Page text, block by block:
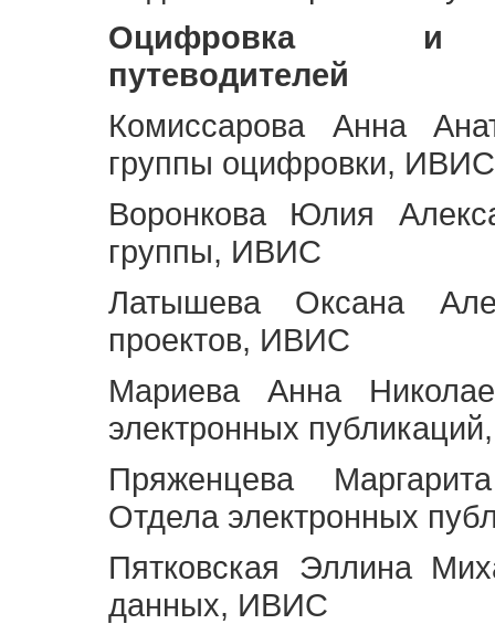
Оцифровка и
путеводителей
Комиссарова Анна
группы оцифровки, ИВИС
Воронкова Юлия
группы, ИВИС
Латышева Оксана
проектов, ИВИС
Мариева Анна
электронных
Пряженцева
Отдела электронных
Пятковская Эллина
данных, ИВИС